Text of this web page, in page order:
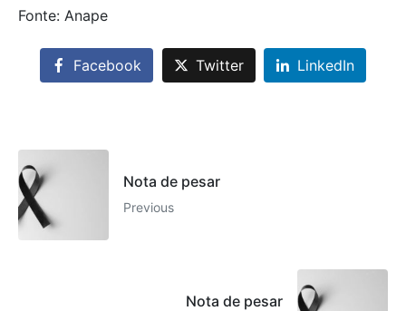
Fonte: Anape
Facebook Twitter LinkedIn
Nota de pesar
Previous
Nota de pesar